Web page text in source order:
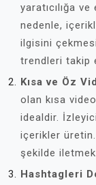
yaratıcılığa
nedenle,
ilgisini
trendleri takip
Kısa ve Öz
olan kısa
idealdir.
içerikler üretin.
şekilde
Hashtagleri